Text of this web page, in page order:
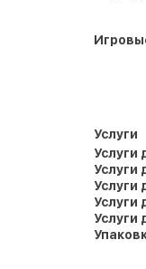
Услуги
Услуги
Услуги
Услуги
Услуги
Услуги